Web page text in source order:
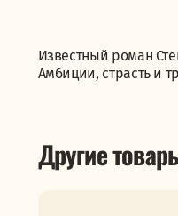
Известный роман
Амбиции, страсть и
Другие